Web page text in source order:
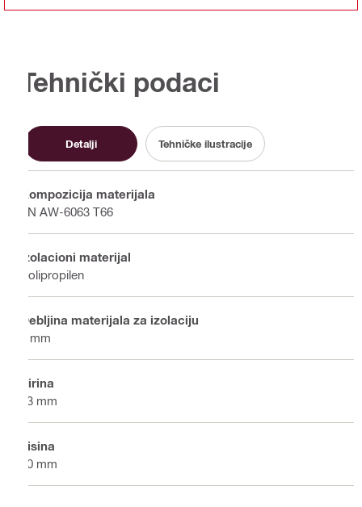
Tehnički podaci
Detalji Tehničke ilustracije
Kompozicija materijala
EN AW-6063 T66
Izolacioni materijal
Polipropilen
Debljina materijala za izolaciju
6 mm
Širina
53 mm
Visina
80 mm